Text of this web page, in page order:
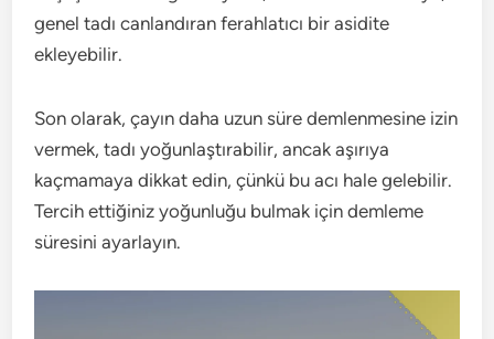
genel tadı canlandıran ferahlatıcı bir asidite
ekleyebilir.
Son olarak, çayın daha uzun süre demlenmesine izin
vermek, tadı yoğunlaştırabilir, ancak aşırıya
kaçmamaya dikkat edin, çünkü bu acı hale gelebilir.
Tercih ettiğiniz yoğunluğu bulmak için demleme
süresini ayarlayın.